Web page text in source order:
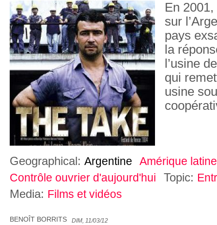
En 2001,
sur
pays
la
l’usine
qui
usine
Geographical: Argentine
Amérique latine
Contrôle ouvrier d'aujourd'hui
Topic:
Media: Films et vidéos
BENOÎT BORRITS DIM, 11/03/12